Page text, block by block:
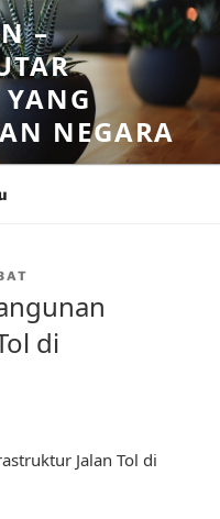
–
NEGARA
di
Jalan Tol di